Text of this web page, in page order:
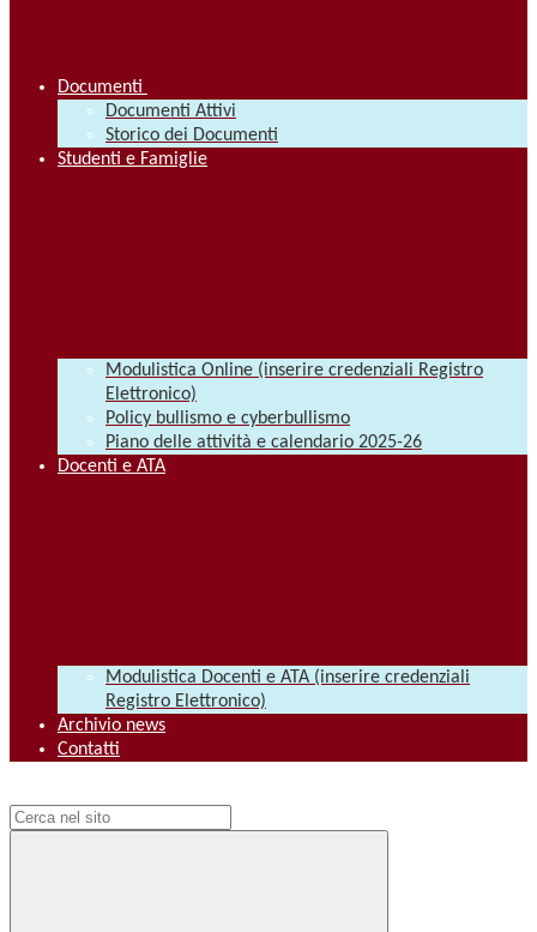
Documenti
Documenti Attivi
Storico dei Documenti
Studenti e Famiglie
Modulistica Online (inserire credenziali Registro
Elettronico)
Policy bullismo e cyberbullismo
Piano delle attività e calendario 2025-26
Docenti e ATA
Modulistica Docenti e ATA (inserire credenziali
Registro Elettronico)
Archivio news
Contatti